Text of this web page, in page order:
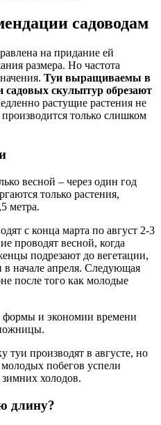
садоводам
на придание ей
размера. Но частота
Туи выращиваемы в
садовых скульптур обрезают
растущие растения не
только слишком
весной – через один год
только растения,
метра.
с конца марта по август 2-3
проводят весной, когда
подрезают до вегетации,
начале апреля. Следующая
после того как молодые
формы и экономии времени
туи производят в августе, но
побегов успели
зимних холодов.
длину?